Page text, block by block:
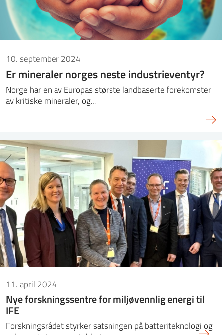
10. september 2024
Er mineraler norges neste industrieventyr?
Norge har en av Europas største landbaserte forekomster
av kritiske mineraler, og…
11. april 2024
Nye forskningssentre for miljøvennlig energi til
IFE
Forskningsrådet styrker satsningen på batteriteknologi og